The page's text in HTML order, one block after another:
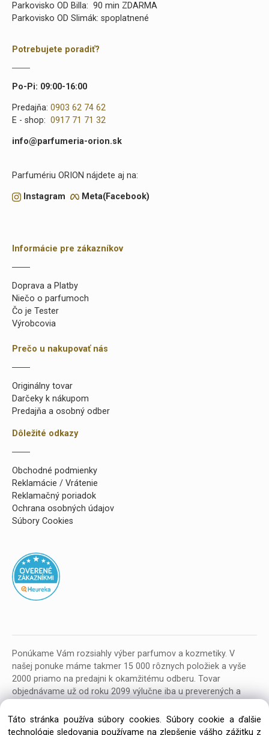
Parkovisko OD Billa: 90 min ZDARMA
Parkovisko OD Slimák: spoplatnené
Potrebujete poradiť?
Po-Pi: 09:00-16:00
Predajňa: 0903 62 74 62
E - shop: 0917 71 71 32
info@parfumeria-orion.sk
Parfumériu ORION nájdete aj na:
Instagram Meta(Facebook)
Informácie pre zákazníkov
Doprava a Platby
Niečo o parfumoch
Čo je Tester
Výrobcovia
Prečo u nakupovať nás
Originálny tovar
Darčeky k nákupom
Predajňa a osobný odber
Dôležité odkazy
Obchodné podmienky
Reklamácie / Vrátenie
Reklamačný poriadok
Ochrana osobných údajov
Súbory Cookies
Ponúkame Vám rozsiahly výber parfumov a kozmetiky. V
našej ponuke máme takmer 15 000 rôznych položiek a vyše
2000 priamo na predajni k okamžitému odberu. Tovar
objednávame už od roku 2099 výlučne iba u preverených a
Táto stránka používa súbory cookies. Súbory cookie a ďalšie
technológie sledovania používame na zlepšenie vášho zážitku z